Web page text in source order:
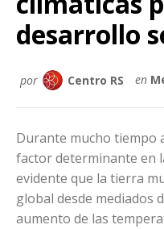
desarrollo
por Centro RS en
Durante mucho tiempo
factor determinante en
evidente que la tierra
global desde mediados
aumento de las